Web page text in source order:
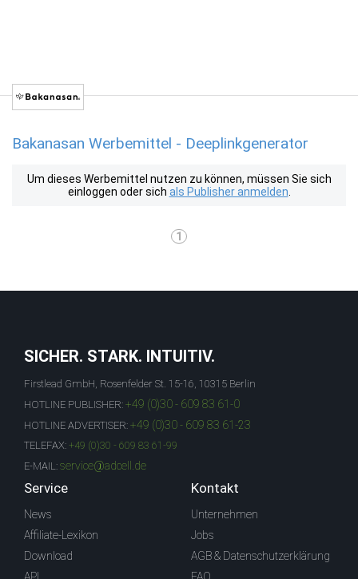
Bakanasan Werbemittel - Deeplinkgenerator
Um dieses Werbemittel nutzen zu können, müssen Sie sich
einloggen oder sich als Publisher anmelden
1
SICHER. STARK. INTUITIV.
Firstlead GmbH, Rosenfelder St. 15-16, 10315 Berlin
HOTLINE PUBLISHER: +49 (0)30 - 609 83 61-0
HOTLINE ADVERTISER: +49 (0)30 - 609 83 61-23
TELEFAX: +49 (0)30 - 609 83 61-99
E-MAIL: service@adcell.de
Service
News
Affiliate-Lexikon
Download
Kontakt
Unternehmen
Jobs
AGB & Datenschutzerklärung